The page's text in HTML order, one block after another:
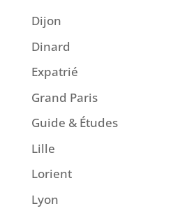
Dijon
Dinard
Expatrié
Grand Paris
Guide & Études
Lille
Lorient
Lyon